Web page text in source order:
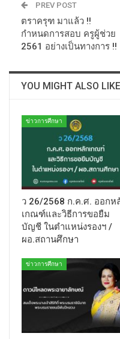
PREV POST
ตราครุฑ มาแล้ว !!
กำหนดการสอบ ครูผู้ช่วย
2561 อย่างเป็นทางการ !!
YOU MIGHT ALSO LIKE
ข่าวการศึกษา
ว 26/2568 ก.ค.ศ. ออกห
เกณฑ์และวิธีการขอยืม
บัญชี ในตำแหน่งรองฯ /
ผอ.สถานศึกษา
ข่าวการศึกษา